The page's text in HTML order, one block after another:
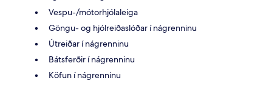
Vespu-/mótorhjólaleiga
Göngu- og hjólreiðaslóðar í nágrenninu
Útreiðar í nágrenninu
Bátsferðir í nágrenninu
Köfun í nágrenninu